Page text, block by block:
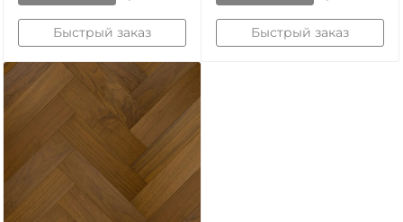
Быстрый заказ Быстрый заказ